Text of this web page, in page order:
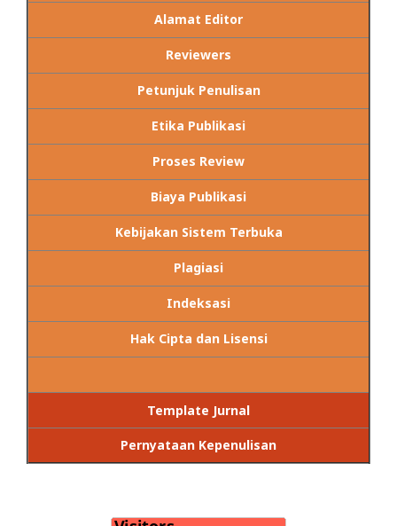
Alamat Editor
Reviewers
Petunjuk Penulisan
Etika Publikasi
Proses Review
Biaya Publikasi
Kebijakan Sistem Terbuka
Plagiasi
Indeksasi
Hak Cipta dan Lisensi
Template Jurnal
Pernyataan Kepenulisan